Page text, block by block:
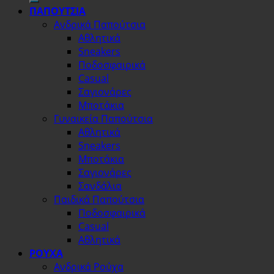
ΠΑΠΟΥΤΣΙΑ
Ανδρικά Παπούτσια
Αθλητικά
Sneakers
Ποδοσφαιρικά
Casual
Σαγιονάρες
Μποτάκια
Γυναικεία Παπούτσια
Αθλητικά
Sneakers
Μποτάκια
Σαγιονάρες
Σανδάλια
Παιδικά Παπούτσια
Ποδοσφαιρικά
Casual
Αθλητικά
ΡΟΥΧΑ
Ανδρικά Ρούχα